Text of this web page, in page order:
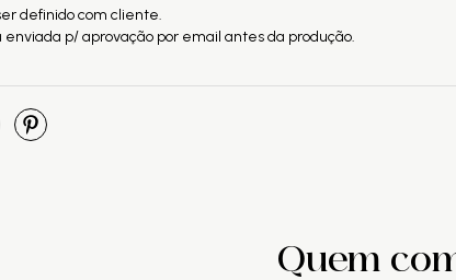
definido com cliente.
p/ aprovação por email antes da produção.
Quem